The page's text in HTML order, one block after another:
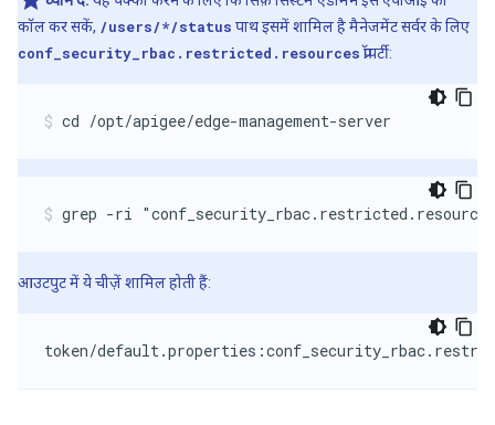
कॉल कर सकें, /users/*/status पाथ इसमें शामिल है मैनेजमेंट सर्वर के लिए
conf_security_rbac.restricted.resourcesप्रॉपर्टी:
cd /opt/apigee/edge-management-server
grep -ri
आउटपुट में ये चीज़ें शामिल होती हैं:
token/